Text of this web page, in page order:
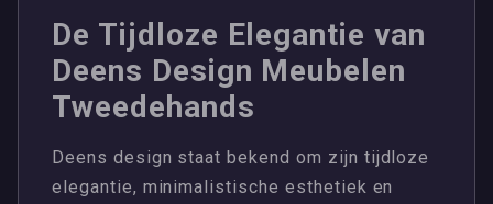
De Tijdloze Elegantie van
Deens Design Meubelen
Tweedehands
Deens design staat bekend om zijn tijdloze
elegantie, minimalistische esthetiek en